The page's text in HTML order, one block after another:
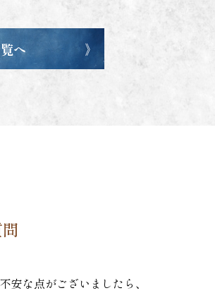
へ
安な点がございましたら、